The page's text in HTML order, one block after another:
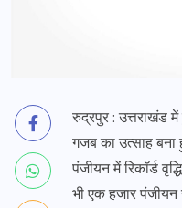
रुद्रपुर : उत्तराखंड
गजब का उत्साह
पंजीयन में रिकॉर्ड
भी एक हजार पंजीयन